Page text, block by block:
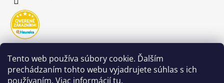
Tento web používa súbory cookie. Ďalším
prechádzaním tohto webu vyjadrujete súhlas s ich
používaním. Viac informáciítu.